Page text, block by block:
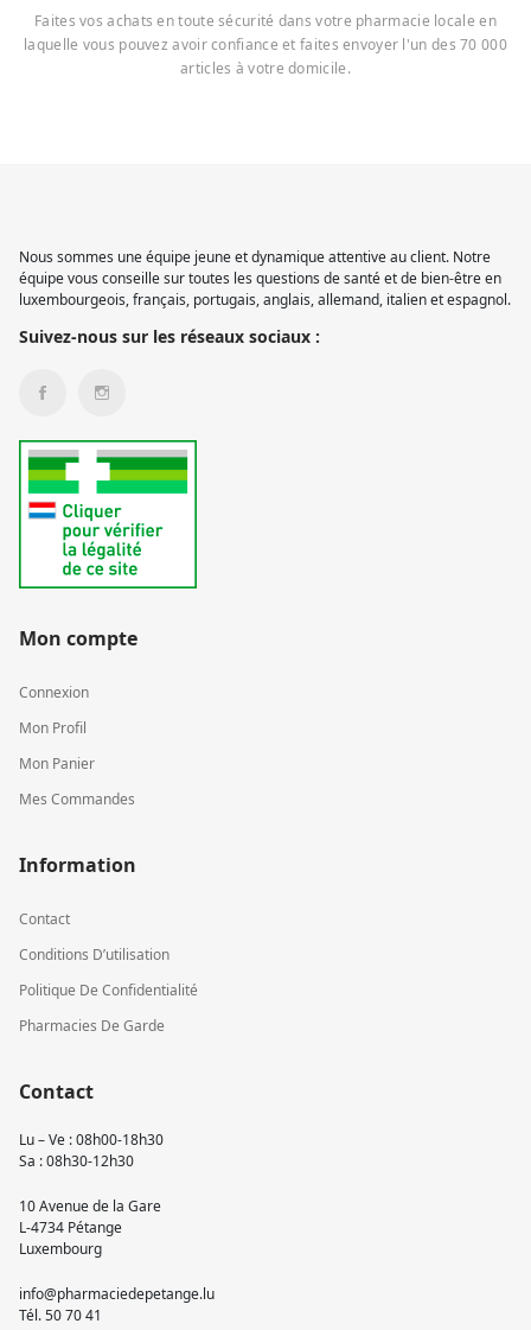
Faites vos achats en toute sécurité dans votre pharmacie locale en
laquelle vous pouvez avoir confiance et faites envoyer l'un des 70 000
articles à votre domicile.
Nous sommes une équipe jeune et dynamique attentive au client. Notre
équipe vous conseille sur toutes les questions de santé et de bien-être en
luxembourgeois, français, portugais, anglais, allemand, italien et espagnol.
Suivez-nous sur les réseaux sociaux :
Mon compte
Connexion
Mon Profil
Mon Panier
Mes Commandes
Information
Contact
Conditions D’utilisation
Politique De Confidentialité
Pharmacies De Garde
Contact
Lu – Ve : 08h00-18h30
Sa : 08h30-12h30
10 Avenue de la Gare
L-4734 Pétange
Luxembourg
info@pharmaciedepetange.lu
Tél.50 70 41